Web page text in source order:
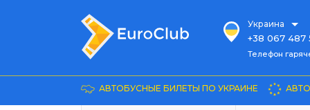
Украина
+38 067 487
Телефон гарячей
Довідка
+38 044 486
Телефон
АВТОБУСНЫЕ БИЛЕТЫ ПО УКРАИНЕ